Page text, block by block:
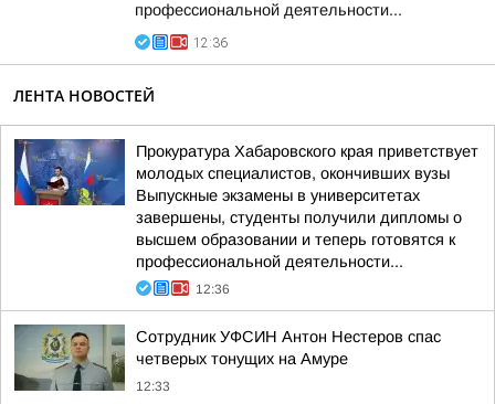
профессиональной деятельности...
12:36
ЛЕНТА НОВОСТЕЙ
Прокуратура Хабаровского края приветствует
молодых специалистов, окончивших вузы
Выпускные экзамены в университетах
завершены, студенты получили дипломы о
высшем образовании и теперь готовятся к
профессиональной деятельности...
12:36
Сотрудник УФСИН Антон Нестеров спас
четверых тонущих на Амуре
12:33